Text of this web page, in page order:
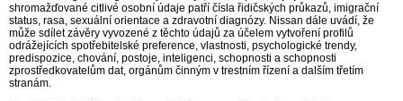
shromažďované citlivé osobní údaje patří čísla řidičských průkazů, imigrační
status, rasa, sexuální orientace a zdravotní diagnózy. Nissan dále uvádí, že
může sdílet závěry vyvozené z těchto údajů za účelem vytvoření profilů
odrážejících spotřebitelské preference, vlastnosti, psychologické trendy,
predispozice, chování, postoje, inteligenci, schopnosti a schopnosti
zprostředkovatelům dat, orgánům činným v trestním řízení a dalším třetím
stranám.